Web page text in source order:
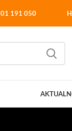
191 050